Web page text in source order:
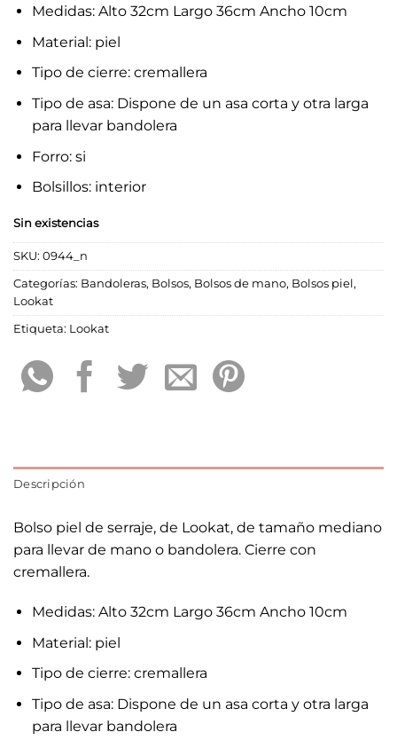
Medidas: Alto 32cm Largo 36cm Ancho 10cm
Material: piel
Tipo de cierre: cremallera
Tipo de asa: Dispone de un asa corta y otra larga
para llevar bandolera
Forro: si
Bolsillos: interior
Sin existencias
SKU: 0944_n
Categorías: Bandoleras, Bolsos, Bolsos de mano, Bolsos piel,
Lookat
Etiqueta: Lookat
Descripción
Bolso piel de serraje, de Lookat, de tamaño mediano
para llevar de mano o bandolera. Cierre con
cremallera.
Medidas: Alto 32cm Largo 36cm Ancho 10cm
Material: piel
Tipo de cierre: cremallera
Tipo de asa: Dispone de un asa corta y otra larga
para llevar bandolera